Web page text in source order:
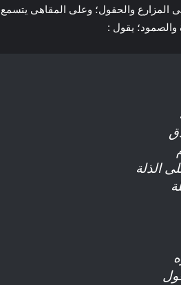
المزارع والحقول؛ وعلى المقاهى يتسمع
والصمود؛ يقول :
الذلة